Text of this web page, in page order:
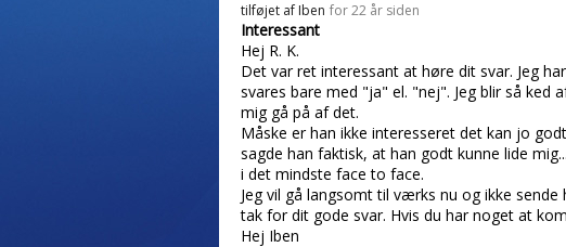
tilføjet af Iben for 22 år siden
Interessant
Hej R. K.
Det var ret interessant at høre dit svar. Jeg
svares bare med "ja" el. "nej". Jeg blir så ked
mig gå på af det.
Måske er han ikke interesseret det kan jo
sagde han faktisk, at han godt kunne lide
i det mindste face to face.
Jeg vil gå langsomt til værks nu og ikke
tak for dit gode svar. Hvis du har noget at
Hej Iben